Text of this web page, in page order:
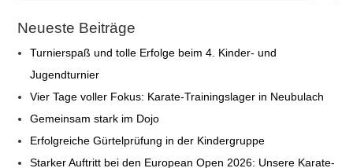
Neueste Beiträge
Turnierspaß und tolle Erfolge beim 4. Kinder- und
Jugendturnier
Vier Tage voller Fokus: Karate-Trainingslager in Neubulach
Gemeinsam stark im Dojo
Erfolgreiche Gürtelprüfung in der Kindergruppe
Starker Auftritt bei den European Open 2026: Unsere Karate-